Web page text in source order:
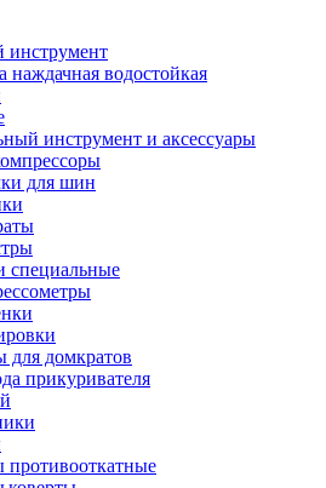
инструмент
наждачная водостойкая
инструмент и аксессуары
для шин
специальные
для домкратов
прикуривателя
противооткатные